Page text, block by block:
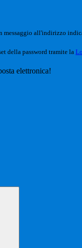
messaggio all'indirizzo
della password tramite la
elettronica!